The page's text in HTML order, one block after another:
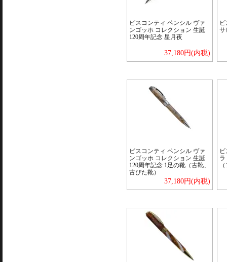
ビスコンティ ペンシル ヴァ
ンゴッホ コレクション 生誕
120周年記念 星月夜
37,180円(内税)
サ
ビスコンティ ペンシル ヴァ
ンゴッホ コレクション 生誕
120周年記念 1足の靴（古靴、
古びた靴）
37,180円(内税)